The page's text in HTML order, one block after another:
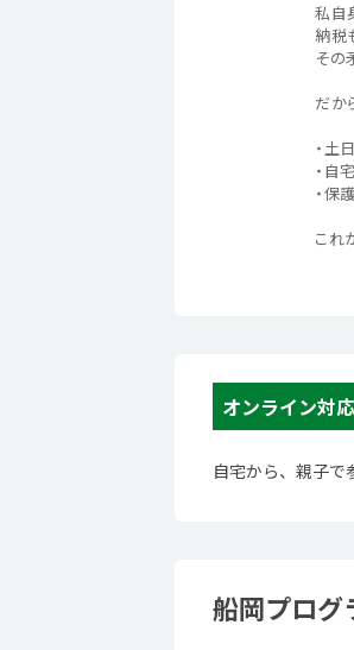
私自
納税
その
だか
・土
・自
・保
これ
オンライン対
自宅から、親子で
船岡プログ